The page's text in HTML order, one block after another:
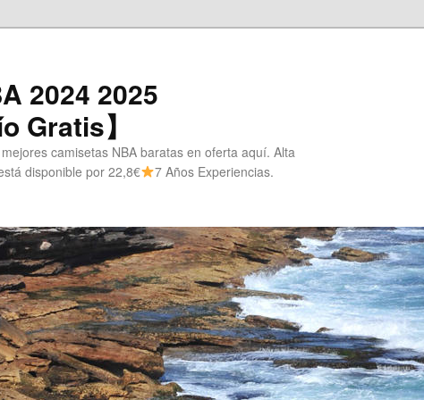
2024 2025
Gratis】
camisetas NBA baratas en oferta aquí. Alta
disponible por 22,8€
7 Años Experiencias.